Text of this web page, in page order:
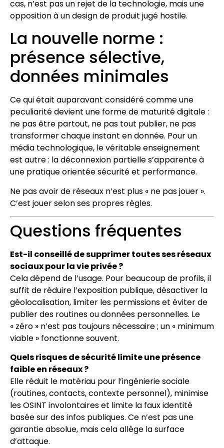
cas, n’est pas un rejet de la technologie, mais une
opposition à un design de produit jugé hostile.
La nouvelle norme :
présence sélective,
données minimales
Ce qui était auparavant considéré comme une
peculiarité devient une forme de maturité digitale :
ne pas être partout, ne pas tout publier, ne pas
transformer chaque instant en donnée. Pour un
média technologique, le véritable enseignement
est autre : la déconnexion partielle s’apparente à
une pratique orientée sécurité et performance.
Ne pas avoir de réseaux n’est plus « ne pas jouer ».
C’est jouer selon ses propres règles.
Questions fréquentes
Est-il conseillé de supprimer toutes ses réseaux
sociaux pour la vie privée ?
Cela dépend de l’usage. Pour beaucoup de profils, il
suffit de réduire l’exposition publique, désactiver la
géolocalisation, limiter les permissions et éviter de
publier des routines ou données personnelles. Le
« zéro » n’est pas toujours nécessaire ; un « minimum
viable » fonctionne souvent.
Quels risques de sécurité limite une présence
faible en réseaux ?
Elle réduit le matériau pour l’ingénierie sociale
(routines, contacts, contexte personnel), minimise
les OSINT involontaires et limite la faux identité
basée sur des infos publiques. Ce n’est pas une
garantie absolue, mais cela allège la surface
d’attaque.